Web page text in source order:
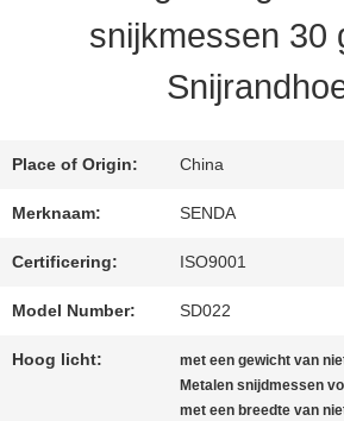
GEVALLEN
EEN
OFFERTE
SITEMAP
PRIVACYBELEID
snijkmessen 30
Place of Origin: China
Merknaam: SENDA
Certificering: ISO9001
Model Number: SD022
Hoog licht: met een gewicht van
Metalen snijdmessen
met een breedte van